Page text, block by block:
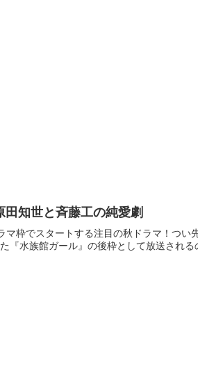
知世と斉藤工の純愛劇
枠でスタートする注目の秋ドラマ！つい
水族館ガール』の後枠として放送される